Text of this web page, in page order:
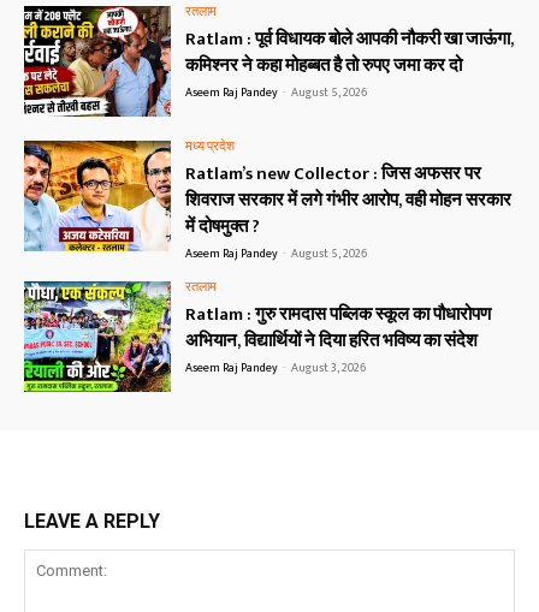
रतलाम
Ratlam : पूर्व विधायक बोले आपकी नौकरी खा जाऊंगा,
कमिश्नर ने कहा मोहब्बत है तो रुपए जमा कर दो
Aseem Raj Pandey - August 5, 2026
मध्य प्रदेश
Ratlam’s new Collector : जिस अफसर पर
शिवराज सरकार में लगे गंभीर आरोप, वही मोहन सरकार
में दोषमुक्त ?
Aseem Raj Pandey - August 5, 2026
रतलाम
Ratlam : गुरु रामदास पब्लिक स्कूल का पौधारोपण
अभियान, विद्यार्थियों ने दिया हरित भविष्य का संदेश
Aseem Raj Pandey - August 3, 2026
LEAVE A REPLY